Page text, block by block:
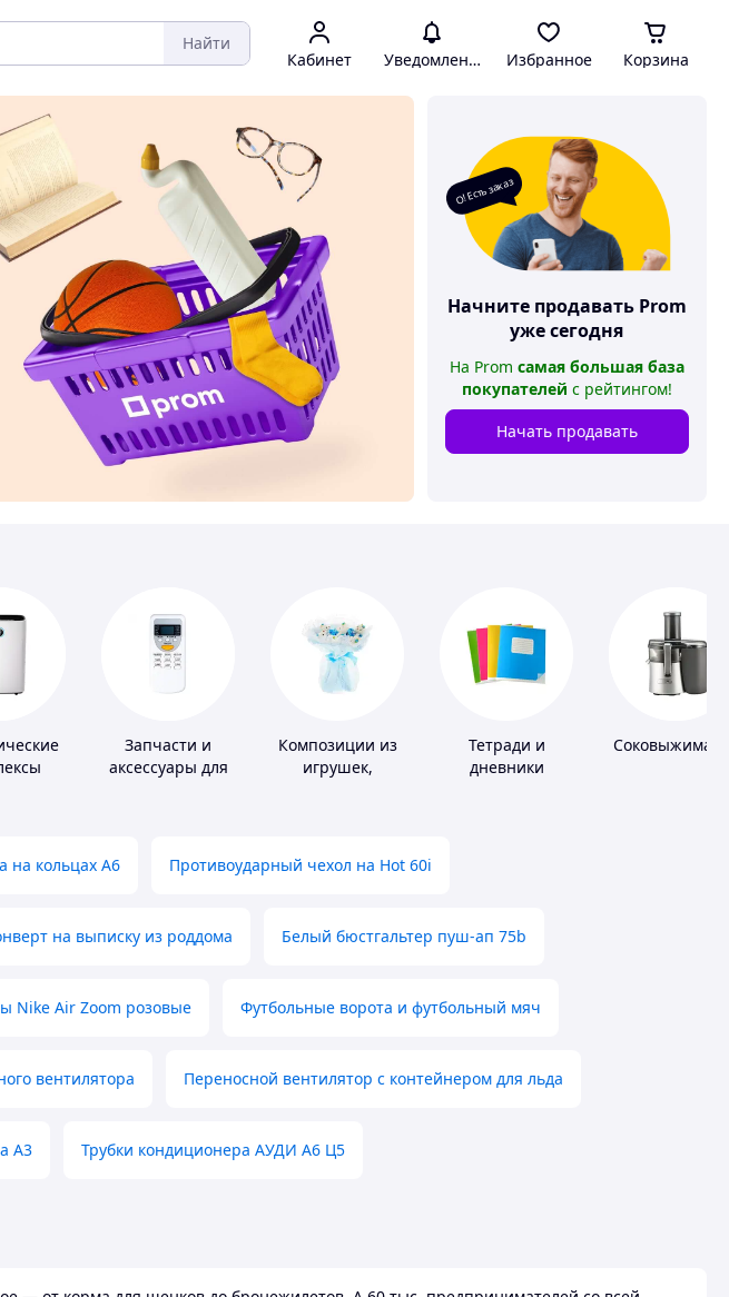
Найти
Кабинет Уведомления Избранное Корзина
О! Есть заказ
Начните продавать Prom
уже сегодня
На Prom самая большая база
покупателей с рейтингом!
Начать продавать
Запчасти и
аксессуары для
Композиции из
игрушек,
Тетради и
дневники
на кольцах А6 Противоударный чехол на Hot 60i
на выписку из роддома Белый бюстгальтер пуш-ап 75b
Nike Air Zoom розовые Футбольные ворота и футбольный мяч
вентилятора Переносной вентилятор с контейнером для льда
А3 Трубки кондиционера АУДИ А6 Ц5